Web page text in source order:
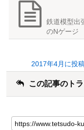
鉄道模型
のNゲージ
2017年4月に投
この記事のト